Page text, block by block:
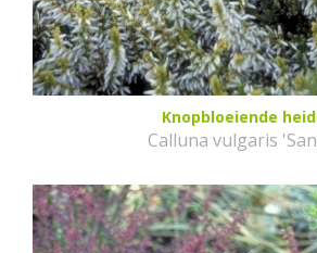
Knopbloeiende
Calluna vulgaris